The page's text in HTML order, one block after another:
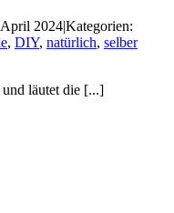
2024|Kategorien:
, DIY, natürlich, selber
läutet die [...]